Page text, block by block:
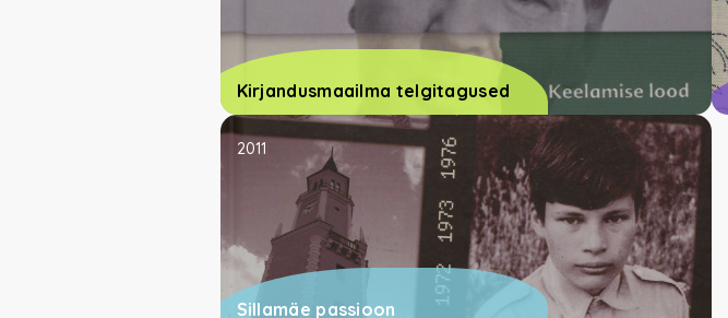
Kirjandusmaailma telgitagused
Sillamäe passioon
2011